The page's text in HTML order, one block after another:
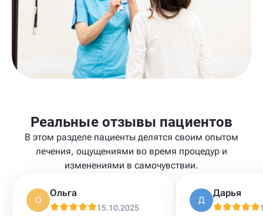
Реальные отзывы пациентов
В этом разделе пациенты делятся своим опытом
лечения, ощущениями во время процедур и
изменениями в самочувствии.
О
Ольга
15.10.2025
Д
Дарья